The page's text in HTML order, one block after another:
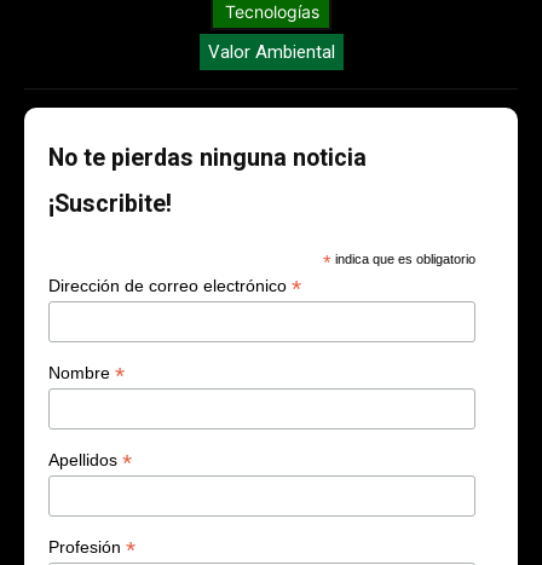
Tecnologías
Valor Ambiental
No te pierdas ninguna noticia
¡Suscribite!
* indica que es obligatorio
Dirección de correo electrónico *
Nombre *
Apellidos *
Profesión *